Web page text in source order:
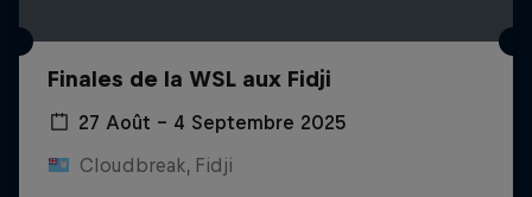
Finales de la WSL aux Fidji
27 Août – 4 Septembre 2025
Cloudbreak, Fidji